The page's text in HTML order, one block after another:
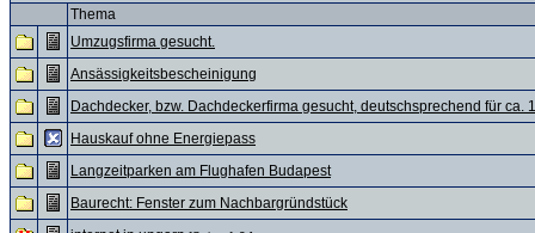
Thema
Umzugsfirma gesucht.
Ansässigkeitsbescheinigung
Dachdecker, bzw. Dachdeckerfirma gesucht, deutschsprechend für ca.
Hauskauf ohne Energiepass
Langzeitparken am Flughafen Budapest
Baurecht: Fenster zum Nachbargründstück